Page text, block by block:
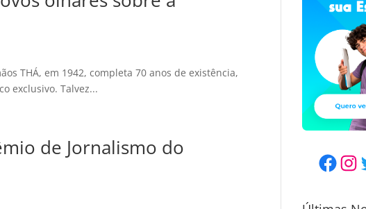
THÁ, em 1942, completa 70 anos de existência,
exclusivo. Talvez...
de Jornalismo do